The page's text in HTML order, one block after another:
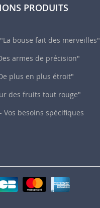
PRODUITS
bouse fait des merveilles"
armes de précision"
plus en plus étroit"
des fruits tout rouge"
Vos besoins spécifiques